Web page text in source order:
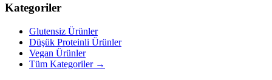
Kategoriler
Glutensiz Ürünler
Düşük Proteinli Ürünler
Vegan Ürünler
Tüm Kategoriler →